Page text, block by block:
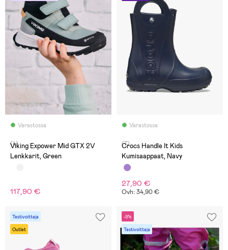
Varastossa
(4)
Viking Expower Mid GTX 2V
Lenkkarit, Green
117,90 €
Varastossa
(7)
Crocs Handle It Kids
Kumisaappaat, Navy
27,90 €
Ovh: 34,90 €
Testivoittaja
Outlet
-9%
Testivoittaja